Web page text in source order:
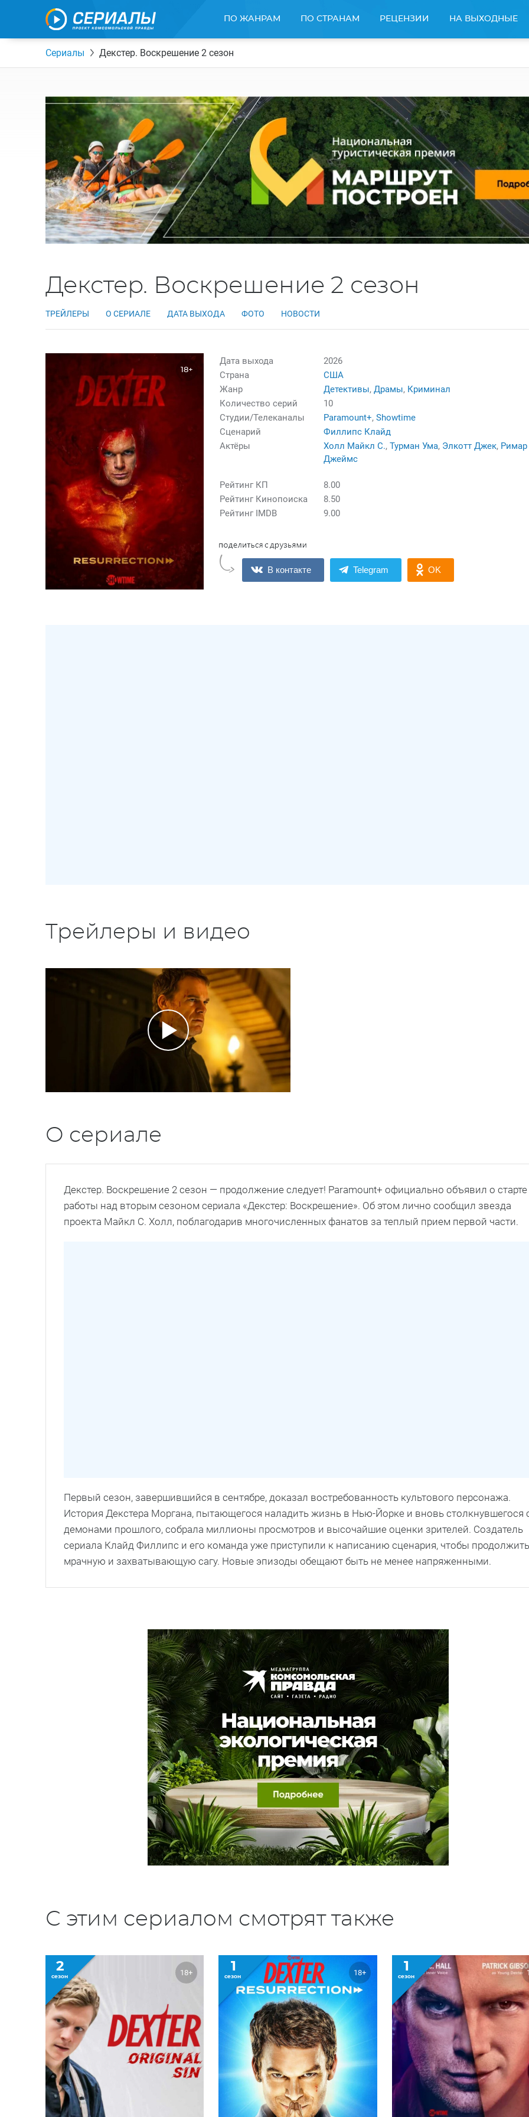
ПО ЖАНРАМ ПО СТРАНАМ РЕЦЕНЗИИ НА ВЫХОДНЫЕ
Сериалы Декстер. Воскрешение 2 сезон
Декстер. Воскрешение 2 сезон
ТРЕЙЛЕРЫ О СЕРИАЛЕ ДАТА ВЫХОДА ФОТО НОВОСТИ
18+
Дата выхода
2026
Страна
США
Жанр
Детективы, Драмы, Криминал
Количество серий
10
Студии/Телеканалы
Paramount+,Showtime
Сценарий
Филлипс Клайд
Актёры
Холл Майкл С.,Турман Ума, Элкотт Джек, Римар
Джеймс
Рейтинг КП
8.00
Рейтинг Кинопоиска
8.50
Рейтинг IMDB
9.00
В контакте Telegram OK
Трейлеры и видео
О сериале
Декстер. Воскрешение 2 сезон — продолжение следует! Paramount+ официально объявил о старте
работы над вторым сезоном сериала «Декстер: Воскрешение». Об этом лично сообщил звезда
проекта Майкл С. Холл, поблагодарив многочисленных фанатов за теплый прием первой части.
Первый сезон, завершившийся в сентябре, доказал востребованность культового персонажа.
История Декстера Моргана, пытающегося наладить жизнь в Нью-Йорке и вновь столкнувшегося
демонами прошлого, собрала миллионы просмотров и высочайшие оценки зрителей. Создатель
сериала Клайд Филлипс и его команда уже приступили к написанию сценария, чтобы продолжить
мрачную и захватывающую сагу. Новые эпизоды обещают быть не менее напряженными.
С этим сериалом смотрят также
2
сезон 18+ 1
сезон 18+ 1
сезон